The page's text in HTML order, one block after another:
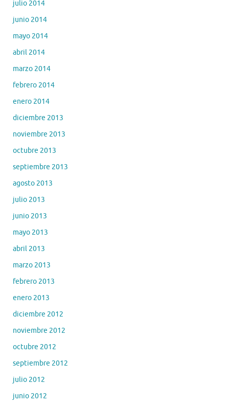
julio 2014
junio 2014
mayo 2014
abril 2014
marzo 2014
febrero 2014
enero 2014
diciembre 2013
noviembre 2013
octubre 2013
septiembre 2013
agosto 2013
julio 2013
junio 2013
mayo 2013
abril 2013
marzo 2013
febrero 2013
enero 2013
diciembre 2012
noviembre 2012
octubre 2012
septiembre 2012
julio 2012
junio 2012